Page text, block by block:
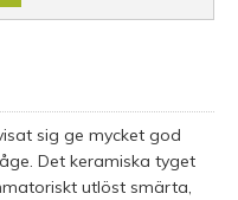
sig ge mycket god
Det keramiska tyget
utlöst smärta,